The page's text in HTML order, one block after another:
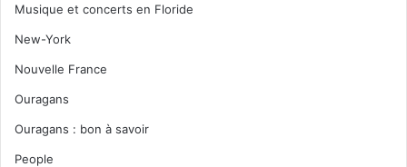
Musique et concerts en Floride
New-York
Nouvelle France
Ouragans
Ouragans : bon à savoir
People